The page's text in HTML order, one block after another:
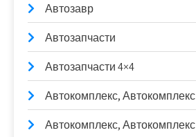
Автозавр
Автозапчасти
Автозапчасти 4×4
Автокомплекс, Автокомплекс
Автокомплекс, Автокомплекс